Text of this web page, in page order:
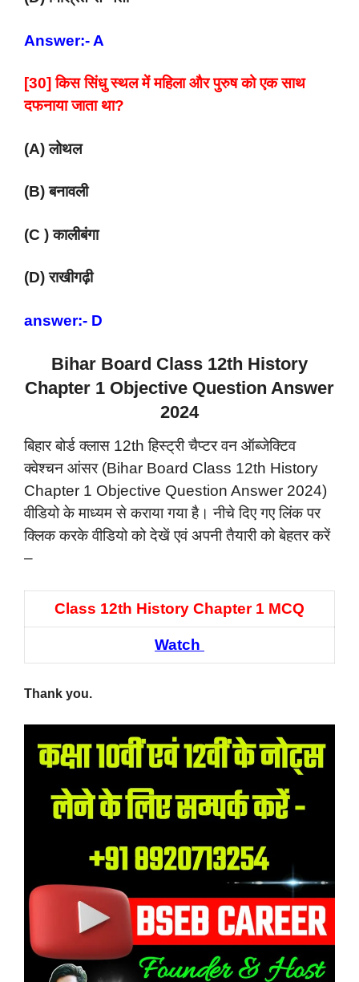
Answer:- A
[30] किस सिंधु स्थल में महिला और पुरुष को एक साथ
दफनाया जाता था?
(A) लोथल
(B) बनावली
(C ) कालीबंगा
(D) राखीगढ़ी
answer:- D
Bihar Board Class 12th History
Chapter 1 Objective Question Answer
2024
बिहार बोर्ड क्लास 12th हिस्ट्री चैप्टर वन ऑब्जेक्टिव
क्वेश्चन आंसर (Bihar Board Class 12th History
Chapter 1 Objective Question Answer 2024)
वीडियो के माध्यम से कराया गया है। नीचे दिए गए लिंक पर
क्लिक करके वीडियो को देखें एवं अपनी तैयारी को बेहतर करें
–
Class 12th History Chapter 1 MCQ
Watch
Thank you.